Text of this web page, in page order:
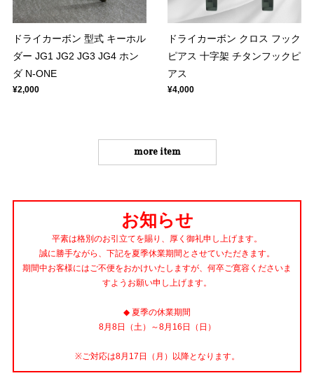
ドライカーボン 型式 キーホル
ダー JG1 JG2 JG3 JG4 ホン
ダ N-ONE
¥2,000
ドライカーボン クロス フック
ピアス 十字架 チタンフックピ
アス
¥4,000
more item
お知らせ
平素は格別のお引立てを賜り、厚く御礼申し上げます。
誠に勝手ながら、下記を夏季休業期間とさせていただきます。
期間中お客様にはご不便をおかけいたしますが、何卒ご寛容くださいま
すようお願い申し上げます。
◆ 夏季の休業期間
8月8日（土）～8月16日（日）
※ご対応は8月17日（月）以降となります。